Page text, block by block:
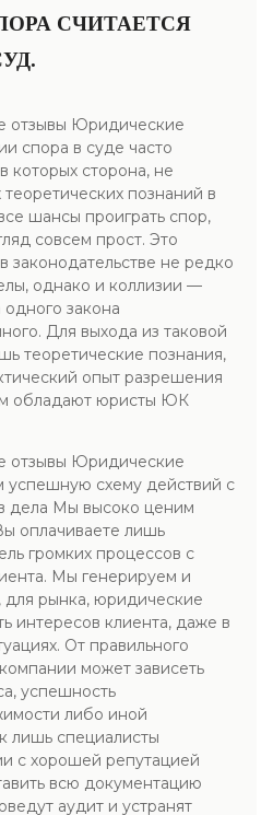
СЧИТАЕТСЯ
отзывы Юридические
спора в суде часто
которых сторона, не
познаний в
шансы проиграть спор,
совсем прост. Это
законодательстве не редко
однако и коллизии —
закона
Для выхода из таковой
теоретические познания,
опыт разрешения
обладают юристы ЮК
отзывы Юридические
успешную схему действий с
дела Мы высоко ценим
оплачиваете лишь
громких процессов с
Мы генерируем и
для рынка, юридические
интересов клиента, даже в
От правильного
может зависеть
успешность
либо иной
лишь специалисты
с хорошей репутацией
всю документацию
аудит и устранят